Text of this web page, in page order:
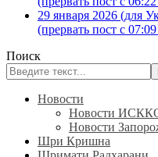
29 января 2026 (для
(прервать пост с
Поиск
Новости
Новости
Новости
Шри Кришна